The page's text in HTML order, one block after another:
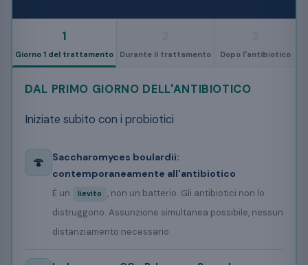
1
Giorno 1 del trattamento Durante il trattamento Dopo l'antibiotico
DAL PRIMO GIORNO DELL'ANTIBIOTICO
Iniziate subito con i probiotici
🍄
Saccharomyces boulardii:
contemporaneamente all'antibiotico
È un lievito
, non un batterio. Gli antibiotici non lo
distruggono. Assunzione simultanea possibile, nessun
distanziamento necessario.